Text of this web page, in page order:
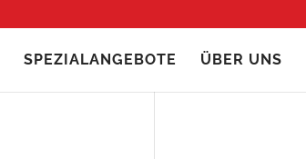
SPEZIALANGEBOTE ÜBER UNS